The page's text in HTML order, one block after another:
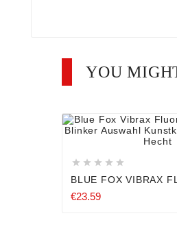
YOU
 
    
BLUE FOX VIBRAX
KUNSTKÖDER
€23.59